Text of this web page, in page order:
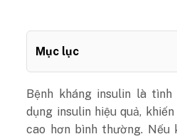
Mục lục
Bệnh kháng insulin là
dụng insulin hiệu quả,
cao hơn bình thường. Nếu